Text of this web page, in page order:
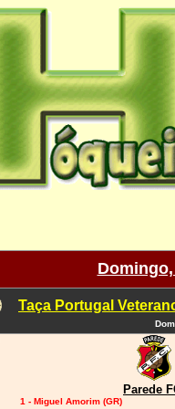
Taça Portugal
Parede
1 - Miguel Amorim (GR)